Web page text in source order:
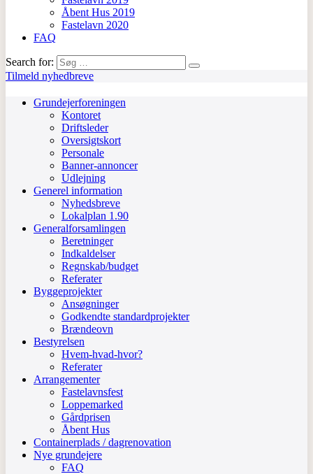
Åbent Hus 2019
Fastelavn 2020
FAQ
Search for:
Tilmeld nyhedbreve
Grundejerforeningen
Kontoret
Driftsleder
Oversigtskort
Personale
Banner-annoncer
Udlejning
Generel information
Nyhedsbreve
Lokalplan 1.90
Generalforsamlingen
Beretninger
Indkaldelser
Regnskab/budget
Referater
Byggeprojekter
Ansøgninger
Godkendte standardprojekter
Brændeovn
Bestyrelsen
Hvem-hvad-hvor?
Referater
Arrangementer
Fastelavnsfest
Loppemarked
Gårdprisen
Åbent Hus
Containerplads / dagrenovation
Nye grundejere
FAQ